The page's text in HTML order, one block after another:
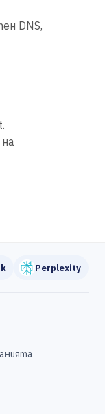
DNS,
Perplexity